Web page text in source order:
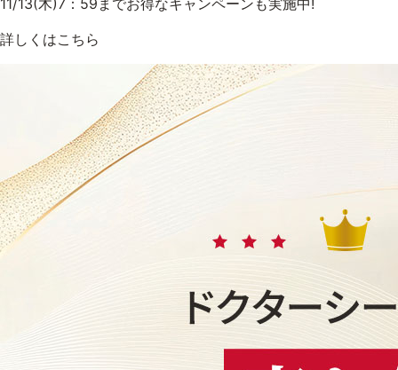
11/13(木)7：59までお得なキャンペーンも実施中!
詳しくはこちら